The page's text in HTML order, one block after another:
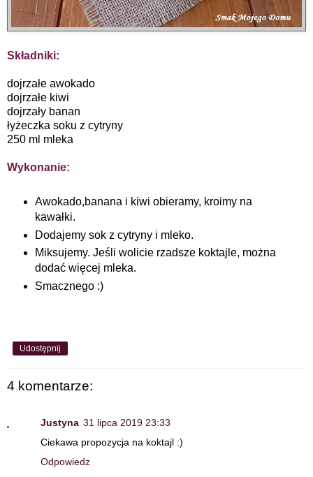
Składniki:
dojrzałe awokado
dojrzałe kiwi
dojrzały banan
łyżeczka soku z cytryny
250 ml mleka
Wykonanie:
Awokado,banana i kiwi obieramy, kroimy na
kawałki.
Dodajemy sok z cytryny i mleko.
Miksujemy. Jeśli wolicie rzadsze koktajle, można
dodać więcej mleka.
Smacznego :)
Udostępnij
4 komentarze:
Justyna 31 lipca 2019 23:33
Ciekawa propozycja na koktajl :)
Odpowiedz